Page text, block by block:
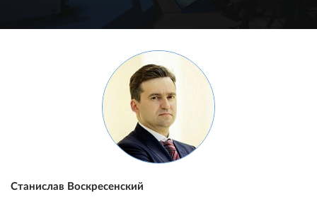
Станислав Воскресенский